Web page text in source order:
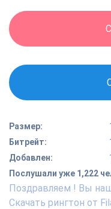
Размер:
Битрейт:
Добавлен:
Послушали уже 1,222
Поздравляем ! Вы
Скачать рингтон от